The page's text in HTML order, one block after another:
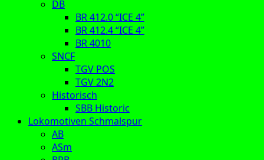
DB
BR 412.0 “ICE 4”
BR 412.4 “ICE 4”
BR 4010
SNCF
TGV POS
TGV 2N2
Historisch
SBB Historic
Lokomotiven Schmalspur
AB
ASm